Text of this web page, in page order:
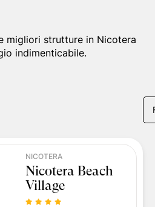
migliori strutture in Nicotera
indimenticabile.
NICOTERA
Nicotera Beach
Village